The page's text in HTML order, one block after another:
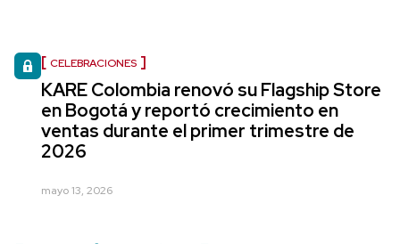
CELEBRACIONES
KARE Colombia renovó su Flagship Store
en Bogotá y reportó crecimiento en
ventas durante el primer trimestre de
2026
mayo 13, 2026